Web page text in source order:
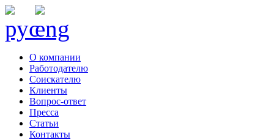
О компании
Работодателю
Соискателю
Клиенты
Вопрос-ответ
Пресса
Статьи
Контакты